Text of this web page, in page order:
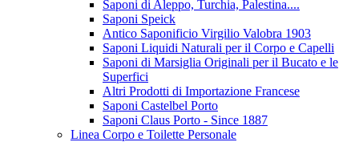
Saponi di Aleppo, Turchia, Palestina....
Saponi Speick
Antico Saponificio Virgilio Valobra 1903
Saponi Liquidi Naturali per il Corpo e Capelli
Saponi di Marsiglia Originali per il Bucato e le
Superfici
Altri Prodotti di Importazione Francese
Saponi Castelbel Porto
Saponi Claus Porto - Since 1887
Linea Corpo e Toilette Personale